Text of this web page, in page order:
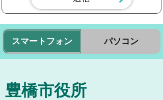
スマートフォン パソコン
豊橋市役所